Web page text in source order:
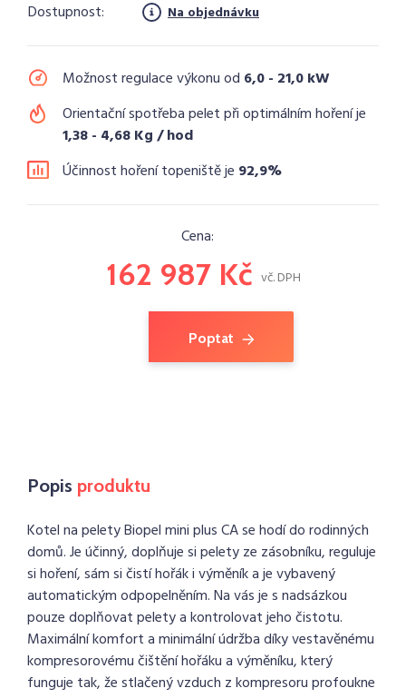
Dostupnost:
Na objednávku
Možnost regulace výkonu od 6,0 - 21,0 kW
Orientační spotřeba pelet při optimálním hoření je
1,38 - 4,68 Kg / hod
Účinnost hoření topeniště je 92,9%
Cena:
162 987 Kč vč. DPH
Poptat
Popis produktu
Kotel na pelety Biopel mini plus CA se hodí do rodinných
domů. Je účinný, doplňuje si pelety ze zásobníku, reguluje
si hoření, sám si čistí hořák i výměník a je vybavený
automatickým odpopelněním. Na vás je s nadsázkou
pouze doplňovat pelety a kontrolovat jeho čistotu.
Maximální komfort a minimální údržba díky vestavěnému
kompresorovému čištění hořáku a výměníku, který
funguje tak, že stlačený vzduch z kompresoru profoukne